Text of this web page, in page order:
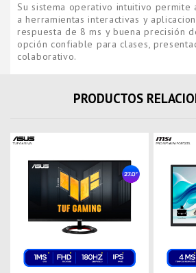
Su sistema operativo intuitivo permite
a herramientas interactivas y
respuesta de 8 ms y buena precisión
opción confiable para clases,
colaborativo.
PRODUCTOS